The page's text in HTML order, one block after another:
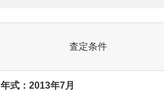
査定条件
年式：2013年7月